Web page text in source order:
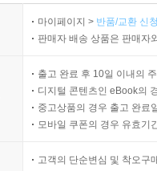
마이페이지 > 반품/교환 신
판매자 배송 상품은 판매자
출고 완료 후 10일 이내의
디지털 콘텐츠인 eBook의
중고상품의 경우 출고 완료
모바일 쿠폰의 경우 유효기
고객의 단순변심 및 착오구